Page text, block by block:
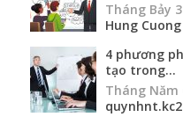
Tháng Bảy
Hung
4 phương
tạo trong...
Tháng Năm